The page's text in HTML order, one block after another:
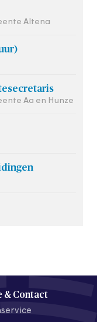
Altena
Aa en Hunze
& Contact